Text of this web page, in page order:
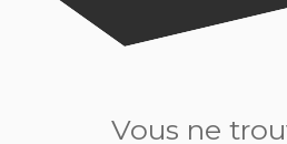
Vous ne